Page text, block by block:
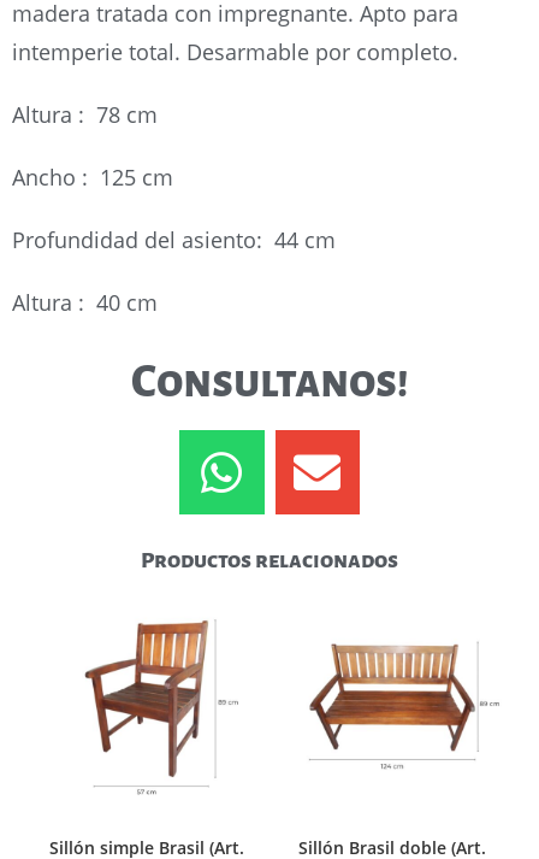
madera tratada con impregnante. Apto para
intemperie total. Desarmable por completo.
Altura : 78 cm
Ancho : 125 cm
Profundidad del asiento: 44 cm
Altura : 40 cm
Consultanos!
Productos relacionados
Sillón simple Brasil (Art. Sillón Brasil doble (Art.